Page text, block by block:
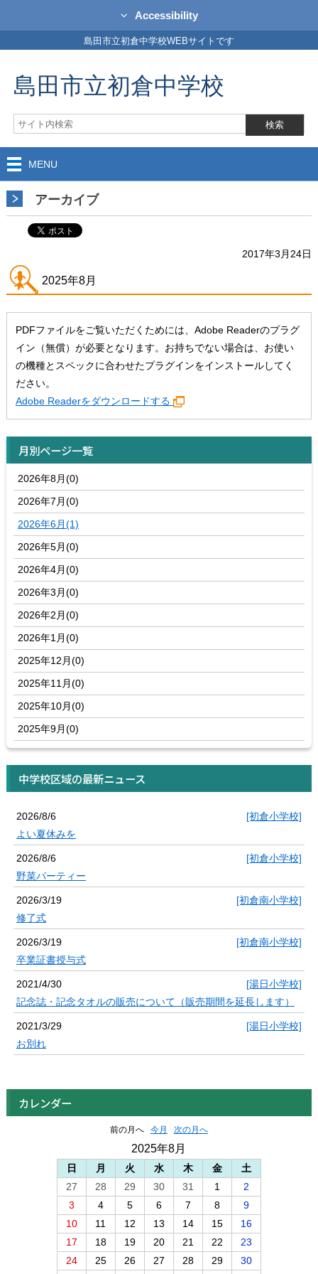
Accessibility
島田市立初倉中学校WEBサイトです
島田市立初倉中学校
MENU
アーカイブ
2017年3月24日
2025年8月
PDFファイルをご覧いただくためには、Adobe Readerのプラグ
イン（無償）が必要となります。お持ちでない場合は、お使い
の機種とスペックに合わせたプラグインをインストールしてく
ださい。
Adobe Readerをダウンロードする
月別ページ一覧
2026年8月(0)
2026年7月(0)
2026年6月(1)
2026年5月(0)
2026年4月(0)
2026年3月(0)
2026年2月(0)
2026年1月(0)
2025年12月(0)
2025年11月(0)
2025年10月(0)
2025年9月(0)
中学校区域の最新ニュース
2026/8/6
[初倉小学校]
よい夏休みを
2026/8/6
[初倉小学校]
野菜パーティー
2026/3/19
[初倉南小学校]
修了式
2026/3/19
[初倉南小学校]
卒業証書授与式
2021/4/30
[湯日小学校]
記念誌・記念タオルの販売について（販売期間を延長します）
2021/3/29
[湯日小学校]
お別れ
カレンダー
前の月へ 今月 次の月へ
2025年8月
日 月 火 水 木 金
土
27
28 29 30 31 1
2
3
4 5 6 7 8
9
10
11 12 13 14 15
16
17
18 19 20 21 22
23
24
25 26 27 28 29
30